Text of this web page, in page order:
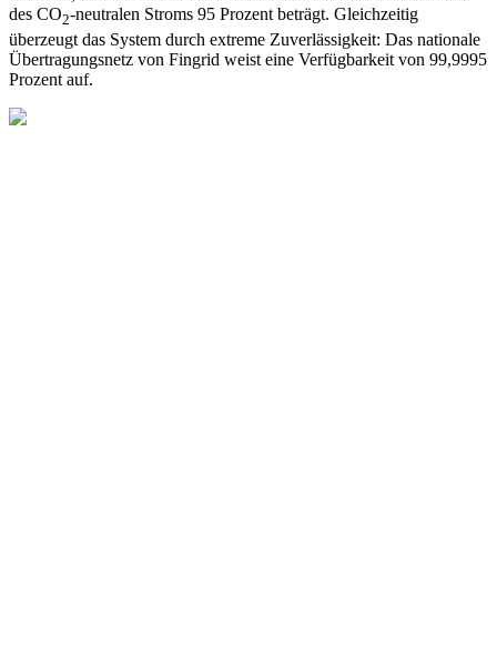
des CO2-neutralen Stroms 95 Prozent beträgt. Gleichzeitig
überzeugt das System durch extreme Zuverlässigkeit: Das nationale
Übertragungsnetz von Fingrid weist eine Verfügbarkeit von 99,9995
Prozent auf.